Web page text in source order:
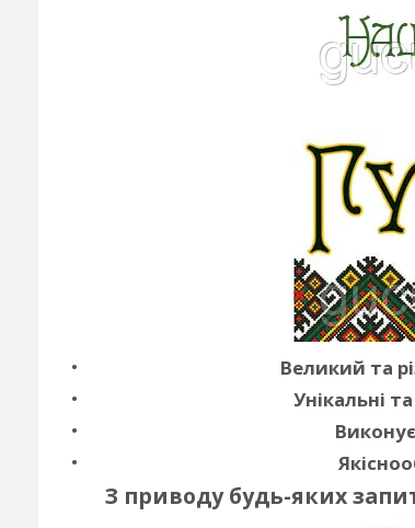
Великий та
Унікальні
З приводу будь-яких